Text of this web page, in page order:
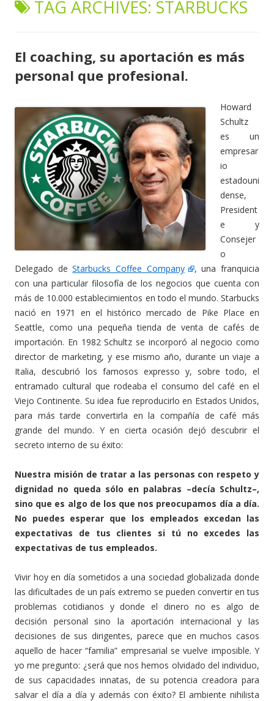
TAG ARCHIVES: STARBUCKS
El coaching, su aportación es más
personal que profesional.
Howard
Schultz
es un
empresar
io
estadouni
dense,
President
e y
Consejer
o
Delegado deStarbucks Coffee Company
, una franquicia
con una particular filosofía de los negocios que cuenta con
más de 10.000 establecimientos en todo el mundo. Starbucks
nació en 1971 en el histórico mercado de Pike Place en
Seattle, como una pequeña tienda de venta de cafés de
importación. En 1982 Schultz se incorporó al negocio como
director de marketing, y ese mismo año, durante un viaje a
Italia, descubrió los famosos expresso y, sobre todo, el
entramado cultural que rodeaba el consumo del café en el
Viejo Continente. Su idea fue reproducirlo en Estados Unidos,
para más tarde convertirla en la compañía de café más
grande del mundo. Y en cierta ocasión dejó descubrir el
secreto interno de su éxito:
Nuestra misión de tratar a las personas con respeto y
dignidad no queda sólo en palabras –decía Schultz–,
sino que es algo de los que nos preocupamos día a día.
No puedes esperar que los empleados excedan las
expectativas de tus clientes si tú no excedes las
expectativas de tus empleados.
Vivir hoy en día sometidos a una sociedad globalizada donde
las dificultades de un país extremo se pueden convertir en tus
problemas cotidianos y donde el dinero no es algo de
decisión personal sino la aportación internacional y las
decisiones de sus dirigentes, parece que en muchos casos
aquello de hacer “familia” empresarial se vuelve imposible. Y
yo me pregunto: ¿será que nos hemos olvidado del individuo,
de sus capacidades innatas, de su potencia creadora para
salvar el día a día y además con éxito? El ambiente nihilista